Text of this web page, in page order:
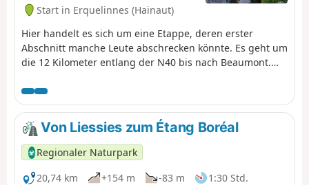
Start in Erquelinnes (Hainaut)
Hier handelt es sich um eine Etappe, deren erster
Abschnitt manche Leute abschrecken könnte. Es geht um
die 12 Kilometer entlang der N40 bis nach Beaumont.
und nach, bis man die Seen von Eau d’Heure erreicht.
Die Steigungen werden immer anspruchsvoller, je näher
man unserem Ziel, dem kleinen Dorf Soumoy, kommt.
Der Ankunftsort – und zugleich der Startpunkt für den
nächsten Tag – wird willkürlich festgelegt.
Von Liessies zum Étang Boréal
Regionaler Naturpark
20,74 km
+154 m -83 m
1:30 Std.